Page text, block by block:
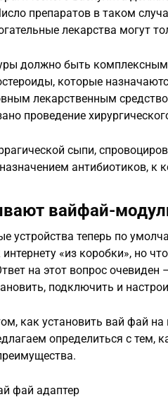
препаратов в таком
лекарства могут
должно быть
которые
лекарственным
проведение
сыпи,
антибиотиков, к
вайфай-
устройства теперь по
«из коробки», но
на этот вопрос очевиден
подключить и
как установить вай фай
определиться с тем,
фай адаптер